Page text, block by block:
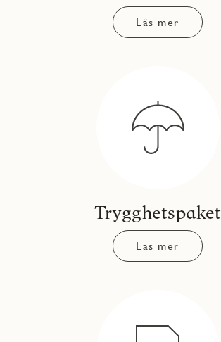
Läs mer
Trygghetspaket
Läs mer